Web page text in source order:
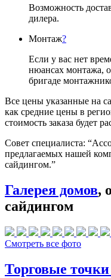
Возможность
дилера.
Монтаж?
Если у вас нет
нюансах монтажа,
бригаде
Все цены указанные на
как средние цены в
стоимость заказа будет
Совет специалиста:
предлагаемых нашей
сайдингом.”
Галерея домов,
сайдингом
Смотреть все фото
Торговые